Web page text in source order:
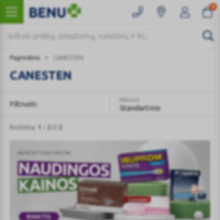
0
Pagrindinis CANESTEN
CANESTEN
Filtruoti Standartinis
Rodoma: